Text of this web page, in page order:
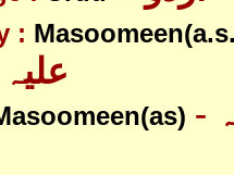
:
- معصومین علیہ